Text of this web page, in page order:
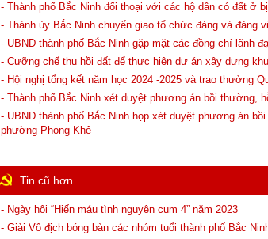
- Thành phố Bắc Ninh đối thoại với các hộ dân có đất ở
- Thành ủy Bắc Ninh chuyển giao tổ chức đảng và đảng
- UBND thành phố Bắc Ninh gặp mặt các đồng chí lãnh
- Cưỡng chế thu hồi đất để thực hiện dự án xây dựng
- Hội nghị tổng kết năm học 2024 -2025 và trao thưởng
- Thành phố Bắc Ninh xét duyệt phương án bồi thường,
- UBND thành phố Bắc Ninh họp xét duyệt phương án
phường Phong Khê
Tin cũ hơn
- Ngày hội “Hiến máu tình nguyện cụm 4” năm 2023
- Giải Vô địch bóng bàn các nhóm tuổi thành phố Bắc